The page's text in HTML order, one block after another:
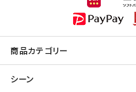
商品カテゴリー
シーン